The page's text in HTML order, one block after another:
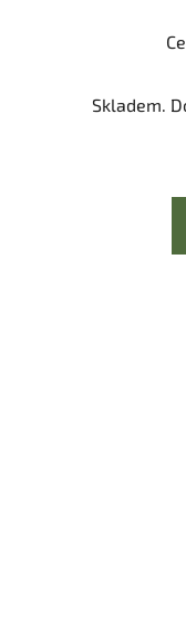
Skladem.